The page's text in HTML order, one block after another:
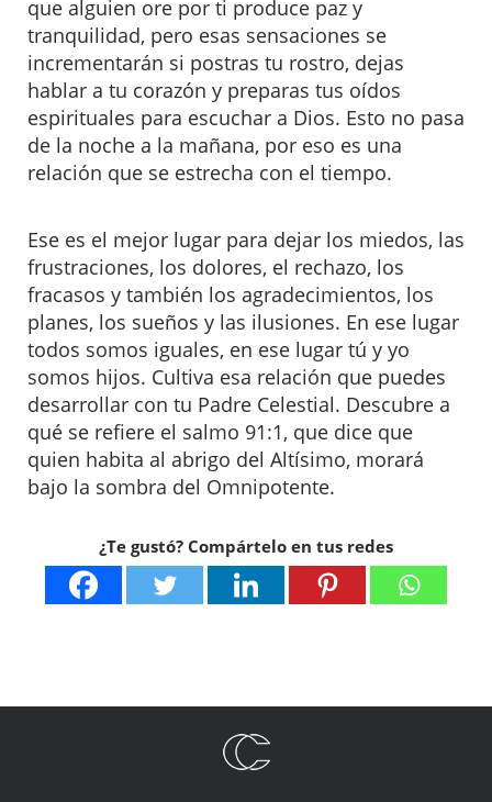
que alguien ore por ti produce paz y
tranquilidad, pero esas sensaciones se
incrementarán si postras tu rostro, dejas
hablar a tu corazón y preparas tus oídos
espirituales para escuchar a Dios. Esto no pasa
de la noche a la mañana, por eso es una
relación que se estrecha con el tiempo.
Ese es el mejor lugar para dejar los miedos, las
frustraciones, los dolores, el rechazo, los
fracasos y también los agradecimientos, los
planes, los sueños y las ilusiones. En ese lugar
todos somos iguales, en ese lugar tú y yo
somos hijos. Cultiva esa relación que puedes
desarrollar con tu Padre Celestial. Descubre a
qué se refiere el salmo 91:1, que dice que
quien habita al abrigo del Altísimo, morará
bajo la sombra del Omnipotente.
¿Te gustó? Compártelo en tus redes